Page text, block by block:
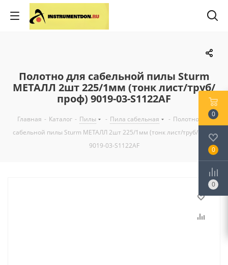
Полотно для сабельной пилы Sturm
МЕТАЛЛ 2шт 225/1мм (тонк лист/труб/
проф) 9019-03-S1122AF
Главная - Каталог - Пилы - Пила сабельная - Полотно для
сабельной пилы Sturm МЕТАЛЛ 2шт 225/1мм (тонк лист/труб/проф)
9019-03-S1122AF
0
0
0